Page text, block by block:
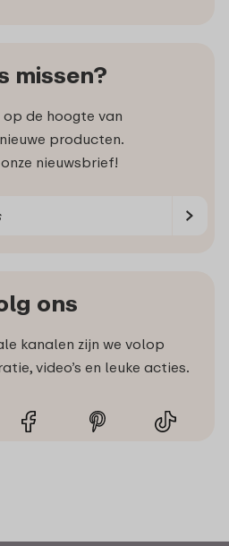
missen?
de hoogte van
producten.
nieuwsbrief!
ons
kanalen zijn we volop
video’s en leuke acties.